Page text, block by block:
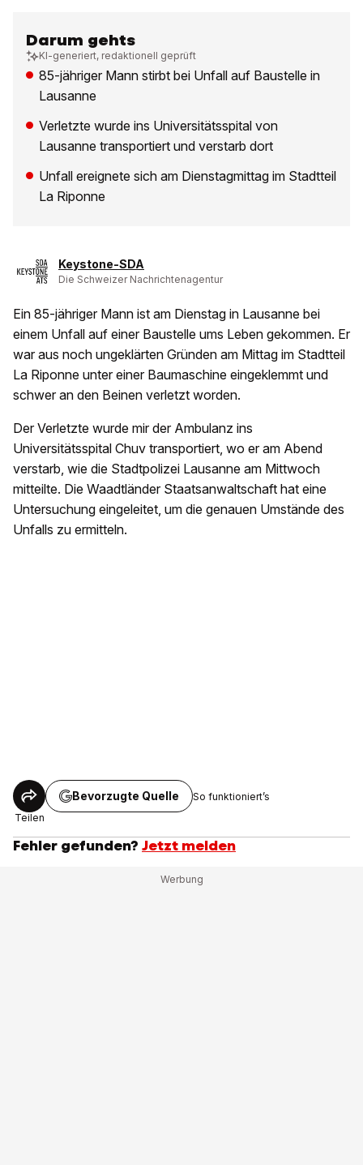
Darum gehts
KI-generiert, redaktionell geprüft
85-jähriger Mann stirbt bei Unfall auf Baustelle in
Lausanne
Verletzte wurde ins Universitätsspital von
Lausanne transportiert und verstarb dort
Unfall ereignete sich am Dienstagmittag im Stadtteil
La Riponne
Keystone-SDA
Die Schweizer Nachrichtenagentur
Ein 85-jähriger Mann ist am Dienstag in Lausanne bei
einem Unfall auf einer Baustelle ums Leben gekommen. Er
war aus noch ungeklärten Gründen am Mittag im Stadtteil
La Riponne unter einer Baumaschine eingeklemmt und
schwer an den Beinen verletzt worden.
Der Verletzte wurde mir der Ambulanz ins
Universitätsspital Chuv transportiert, wo er am Abend
verstarb, wie die Stadtpolizei Lausanne am Mittwoch
mitteilte. Die Waadtländer Staatsanwaltschaft hat eine
Untersuchung eingeleitet, um die genauen Umstände des
Unfalls zu ermitteln.
Teilen
Bevorzugte Quelle So funktioniert’s
Fehler gefunden? Jetzt melden